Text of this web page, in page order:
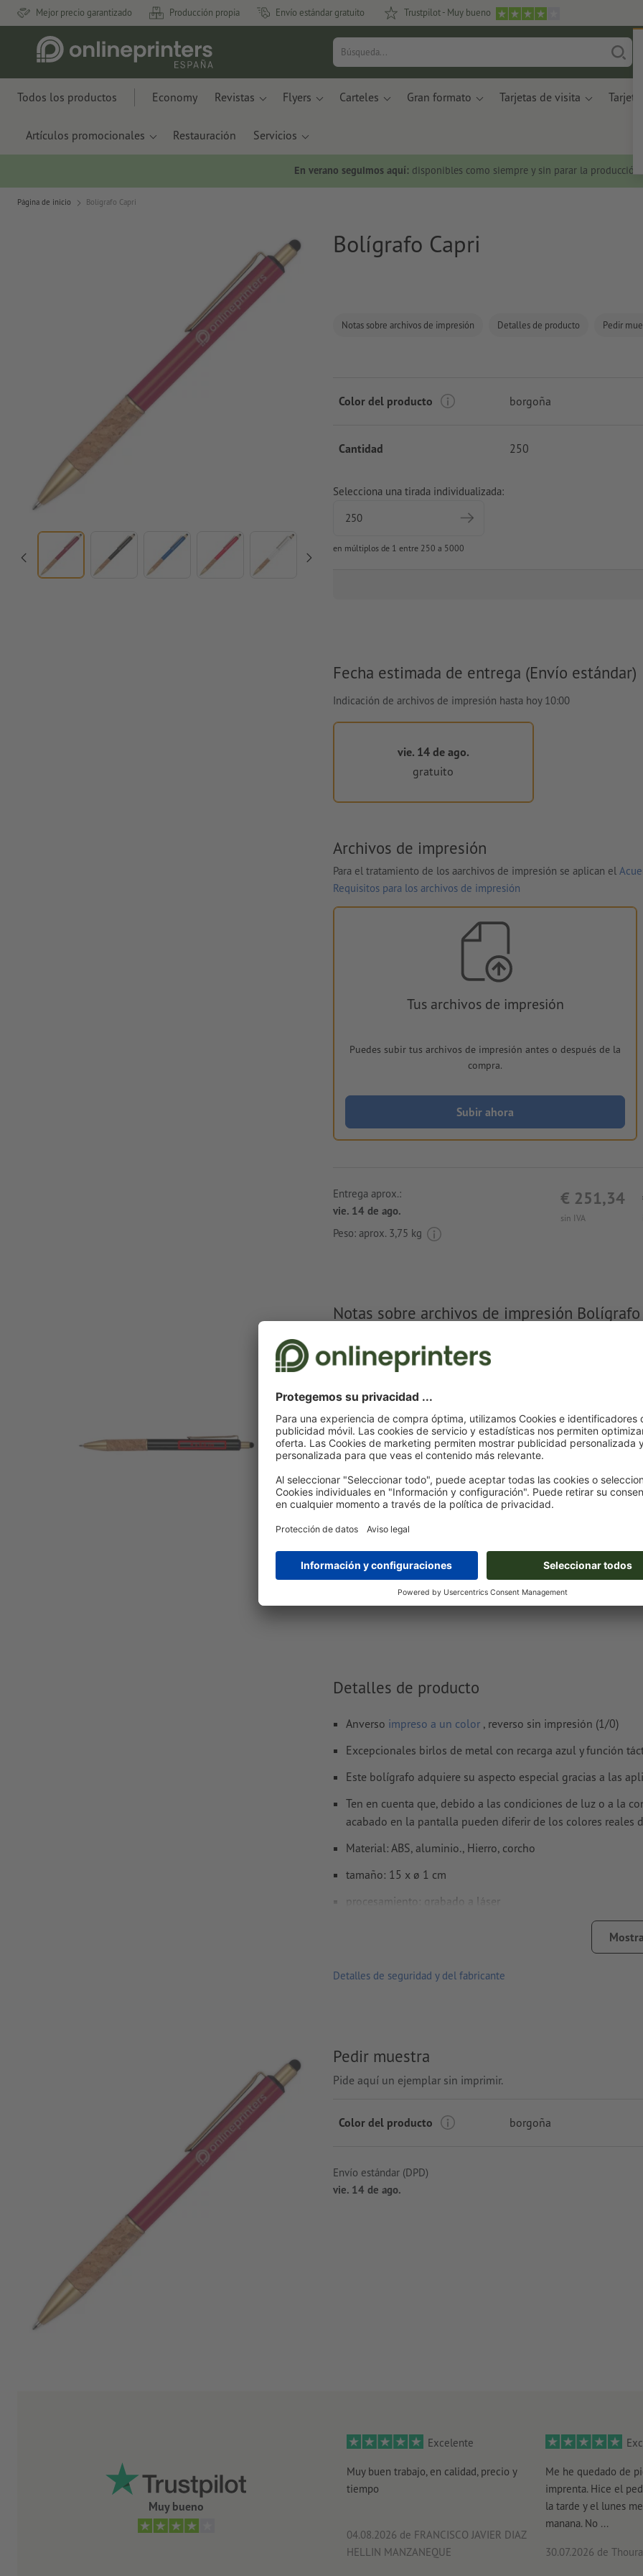
Mejor precio garantizado Producción propia Envío estándar gratuito Trustpilot - Muy bueno
Todos los productos Economy Revistas Flyers Carteles Gran formato Tarjetas de visita Tarjetas
Artículos promocionales Restauración Servicios
En verano seguimos aquí: disponibles como siempre y sin parar la producción.
Página de inicio Bolígrafo Capri
Bolígrafo Capri
Notas sobre archivos de impresión Detalles de producto Pedir
Color del producto borgoña
Cantidad 250
Selecciona una tirada individualizada:
en múltiplos de 1 entre 250 a 5000
Fecha estimada de entrega (Envío estándar)
Indicación de archivos de impresión hasta hoy 10:00
vie. 14 de ago.
gratuito
Archivos de impresión
Para el tratamiento de los aarchivos de impresión se aplican el
Requisitos para los archivos de impresión
Tus archivos de impresión
Puedes subir tus archivos de impresión antes o después de la
compra.
Subir ahora
sin IVA
€ 251,34
Entrega aprox.:
vie. 14 de ago.
Peso: aprox. 3,75 kg
Notas sobre archivos de impresión Bolígrafo
Formato de datos: 4 x 0,6 cm
Particularidades al crear datos de impresión:
Crea otro campo de color y asígnale al
correspondiente.
denominación del campo del color: «Laser»
valor de color: a elección
grabado a color
El archivo PDF listo para imprimir solo puede contener
son aptas las imágenes y plantillas con extensión JPEG o
Encontrarás más información y consejos sobredatos
¿Cómo creo archivos de impresión correctamente?
Mostrar más
Detalles de producto
Anverso impreso a un color , reverso sin impresión (1/0)
Excepcionales birlos de metal con recarga azul y función
Este bolígrafo adquiere su aspecto especial gracias a las
Ten en cuenta que, debido a las condiciones de luz o a la
acabado en la pantalla pueden diferir de los colores reales
Material: ABS, aluminio., Hierro, corcho
tamaño: 15 x ø 1 cm
procesamiento: grabado a láser
Detalles de seguridad y del fabricante
Pedir muestra
Pide aquí un ejemplar sin imprimir.
Color del producto borgoña
Envío estándar (DPD)
vie. 14 de ago.
Muy bueno
Excelente
Muy buen trabajo, en calidad, precio y
tiempo
04.08.2026 de FRANCISCO JAVIER DIAZ
HELLIN MANZANEQUE
Me he quedado de
imprenta. Hice el
la tarde y el lunes
manana. No ...
30.07.2026 de